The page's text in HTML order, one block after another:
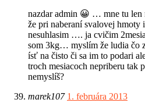
nazdar admin 😀 … mne tu
že pri naberaní svalovej
nesuhlasim …. ja cvičim
som 3kg… myslím že ludia čo
ísť na čisto či sa im to podari
troch mesiacoch nepriberu tak
nemyslíš?
marek107 1. februára 2013